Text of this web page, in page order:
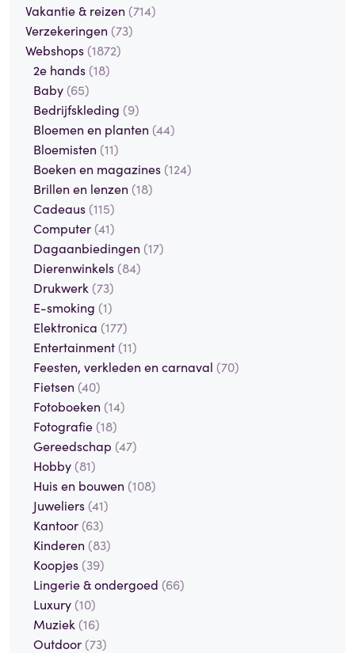
Vakantie & reizen (714)
Verzekeringen (73)
Webshops (1872)
2e hands (18)
Baby (65)
Bedrijfskleding (9)
Bloemen en planten (44)
Bloemisten (11)
Boeken en magazines (124)
Brillen en lenzen (18)
Cadeaus (115)
Computer (41)
Dagaanbiedingen (17)
Dierenwinkels (84)
Drukwerk (73)
E-smoking (1)
Elektronica (177)
Entertainment (11)
Feesten, verkleden en carnaval (70)
Fietsen (40)
Fotoboeken (14)
Fotografie (18)
Gereedschap (47)
Hobby (81)
Huis en bouwen (108)
Juweliers (41)
Kantoor (63)
Kinderen (83)
Koopjes (39)
Lingerie & ondergoed (66)
Luxury (10)
Muziek (16)
Outdoor (73)